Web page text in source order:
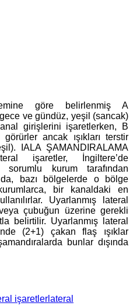
göre belirlenmiş A
ve gündüz, yeşil (sancak)
girişlerini işaretlerken, B
ancak ışıkları terstir
IALA ŞAMANDIRALAMA
işaretler, İngiltere’de
sorumlu kurum tarafından
bazı bölgelerde o bölge
bir kanaldaki en
Uyarlanmış lateral
çubuğun üzerine gerekli
belirtilir. Uyarlanmış lateral
(2+1) çakan flaş ışıklar
bunlar dışında
işaretler lateral